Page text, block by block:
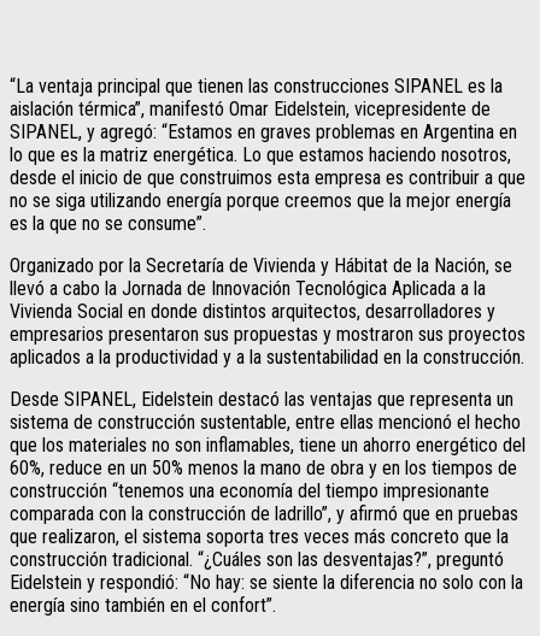
“La ventaja principal que tienen las construcciones SIPANEL es la
aislación térmica”, manifestó Omar Eidelstein, vicepresidente de
SIPANEL, y agregó: “Estamos en graves problemas en Argentina en
lo que es la matriz energética. Lo que estamos haciendo nosotros,
desde el inicio de que construimos esta empresa es contribuir a que
no se siga utilizando energía porque creemos que la mejor energía
es la que no se consume”.
Organizado por la Secretaría de Vivienda y Hábitat de la Nación, se
llevó a cabo la Jornada de Innovación Tecnológica Aplicada a la
Vivienda Social en donde distintos arquitectos, desarrolladores y
empresarios presentaron sus propuestas y mostraron sus proyectos
aplicados a la productividad y a la sustentabilidad en la construcción.
Desde SIPANEL, Eidelstein destacó las ventajas que representa un
sistema de construcción sustentable, entre ellas mencionó el hecho
que los materiales no son inflamables, tiene un ahorro energético del
60%, reduce en un 50% menos la mano de obra y en los tiempos de
construcción “tenemos una economía del tiempo impresionante
comparada con la construcción de ladrillo”, y afirmó que en pruebas
que realizaron, el sistema soporta tres veces más concreto que la
construcción tradicional. “¿Cuáles son las desventajas?”, preguntó
Eidelstein y respondió: “No hay: se siente la diferencia no solo con la
energía sino también en el confort”.